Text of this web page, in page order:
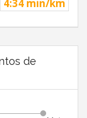
4:34 min/km
de